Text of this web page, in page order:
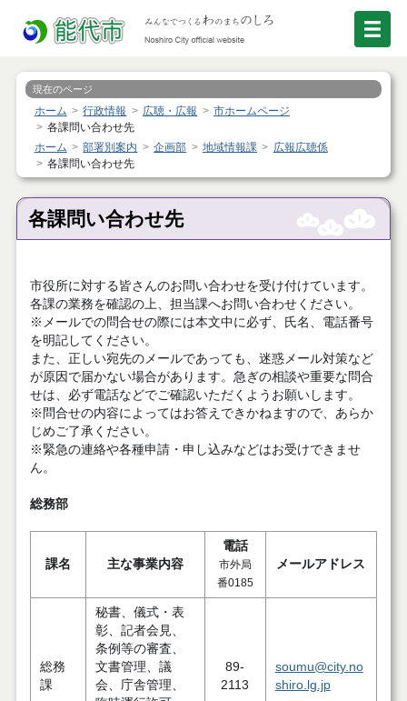
現在のページ
ホーム 行政情報 広聴・広報
市ホームページ
各課問い合わせ先
ホーム
部署別案内 企画部 地域情報課
広報広聴係
各課問い合わせ先
各課問い合わせ先
市役所に対する皆さんのお問い合わせを受け付けています。
各課の業務を確認の上、担当課へお問い合わせください。
※メールでの問合せの際には本文中に必ず、氏名、電話番号
を明記してください。
また、正しい宛先のメールであっても、迷惑メール対策など
が原因で届かない場合があります。急ぎの相談や重要な問合
せは、必ず電話などでご確認いただくようお願いします。
※問合せの内容によってはお答えできかねますので、あらか
じめご了承ください。
※緊急の連絡や各種申請・申し込みなどはお受けできませ
ん。
総務部
課名 主な事業内容
電話
市外局
番0185
メールアドレス
総務
課
秘書、儀式・表
彰、記者会見、
条例等の審査、
文書管理、議
会、庁舎管理、
89-
2113
soumu@city.no
shiro.lg.jp